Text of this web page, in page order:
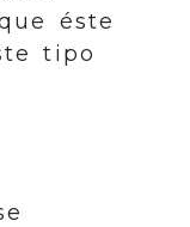
éste
tipo